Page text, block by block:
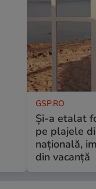
GSP.RO
Și-a etalat
pe plajele
națională,
din vacanță